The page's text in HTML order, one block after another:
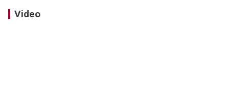
Video